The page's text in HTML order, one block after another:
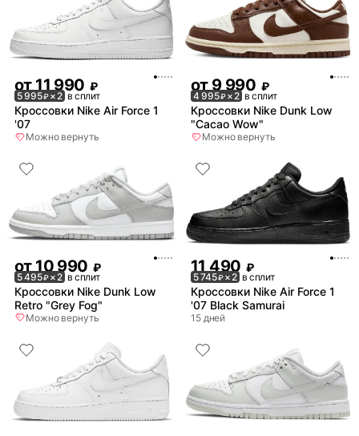
от11 990 ₽
5 995₽× 2 в сплит
Кроссовки Nike Air Force 1
'07
Можно вернуть
от9 990 ₽
4 995₽× 2 в сплит
Кроссовки Nike Dunk Low
"Cacao Wow"
Можно вернуть
от 10 990 ₽
5 495₽× 2 в сплит
Кроссовки Nike Dunk Low
Retro "Grey Fog"
Можно вернуть
11 490 ₽
5 745₽× 2 в сплит
Кроссовки Nike Air Force 1
'07 Black Samurai
15 дней